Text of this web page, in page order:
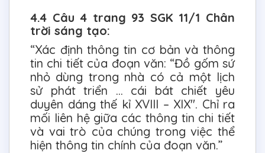
4.4 Câu 4 trang 93 SGK 11/1 Chân
trời sáng tạo:
“Xác định thông tin cơ bản và thông
tin chi tiết của đoạn văn: “Đồ gốm sứ
nhỏ dùng trong nhà có cả một lịch
sử phát triển ... cái bát chiết yêu
duyên dáng thế kỉ XVIII – XIX". Chỉ ra
mối liên hệ giữa các thông tin chi tiết
và vai trò của chúng trong việc thể
hiện thông tin chính của đoạn văn.”